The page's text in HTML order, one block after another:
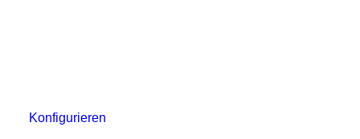
Konfigurieren